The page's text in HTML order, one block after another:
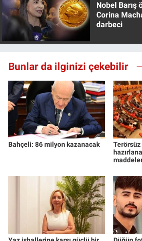
Nobel Barış
Corina
darbeci
Bunlar da ilginizi çekebilir
Bahçeli: 86 milyon kazanacak